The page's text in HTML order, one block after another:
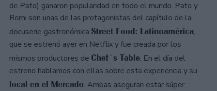
de Pato) ganaron popularidad en todo el mundo. Pato y
Romi son unas de las protagonistas del capítulo de la
docuserie gastronómica Street Food: Latinoamérica,
que se estrenó ayer en Netflix y fue creada por los
mismos productores de Chef´s Table. En el día del
estreno hablamos con ellas sobre esta experiencia y su
local en el Mercado. Ambas aseguran estar súper